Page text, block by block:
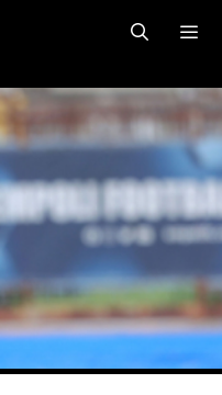
MENU